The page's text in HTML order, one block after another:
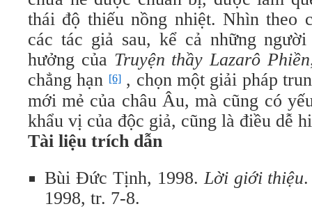
thái độ thiếu nồng nhiệt. Nhìn theo
các tác giả sau, kể cả những
hưởng của Truyện thầy Lazarô Phiền
chẳng hạn [6], chọn một giải pháp
mới mẻ của châu Âu, mà cũng có
khẩu vị của độc giả, cũng là điều dễ
Tài liệu trích dẫn
Bùi Ðức Tịnh, 1998.Lời giới thiệu
1998, tr. 7-8.